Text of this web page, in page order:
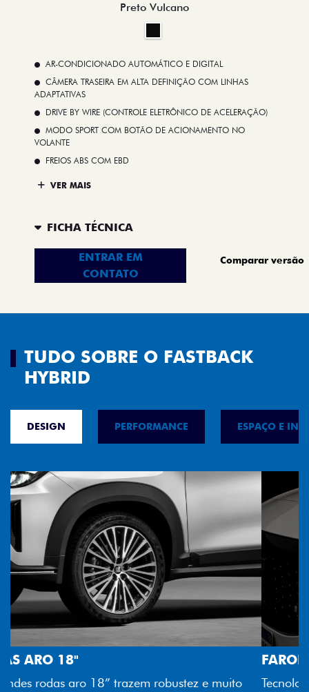
Preto Vulcano
AR-CONDICIONADO AUTOMÁTICO E DIGITAL
CÂMERA TRASEIRA EM ALTA DEFINIÇÃO COM LINHAS
ADAPTATIVAS
DRIVE BY WIRE (CONTROLE ELETRÔNICO DE ACELERAÇÃO)
MODO SPORT COM BOTÃO DE ACIONAMENTO NO
VOLANTE
FREIOS ABS COM EBD
VER MAIS
FICHA TÉCNICA
ENTRAR EM
CONTATO
Comparar versão
TUDO SOBRE O FASTBACK
HYBRID
DESIGN PERFORMANCE ESPAÇO E
FAROL FULL LED
Tecnologia dos faróis totalmente em LED garante